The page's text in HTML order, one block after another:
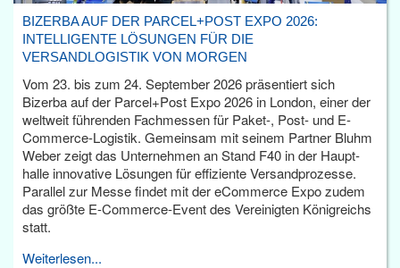
BIZERBA AUF DER PARCEL+POST EXPO 2026:
INTELLIGENTE LÖSUNGEN FÜR DIE
VERSANDLOGISTIK VON MORGEN
Vom 23. bis zum 24. September 2026 präsentiert sich
Bizerba auf der Parcel+Post Expo 2026 in London, einer der
weltweit führenden Fachmessen für Paket-, Post- und E-
Commerce-Logistik. Gemeinsam mit seinem Partner Bluhm
Weber zeigt das Unternehmen an Stand F40 in der Haupt­
halle innovative Lösungen für effiziente Versandprozesse.
Parallel zur Messe findet mit der eCommerce Expo zudem
das größte E-Commerce-Event des Vereinigten Königreichs
statt.
Weiterlesen...